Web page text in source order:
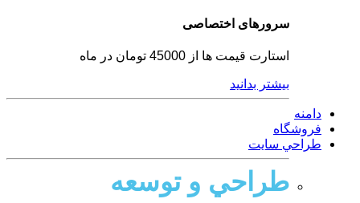
سرورهای اختصاصی
استارت قیمت ها از 45000 تومان در ماه
بیشتر بدانید
دامنه
فروشگاه
طراحي سايت
طراحي و توسعه